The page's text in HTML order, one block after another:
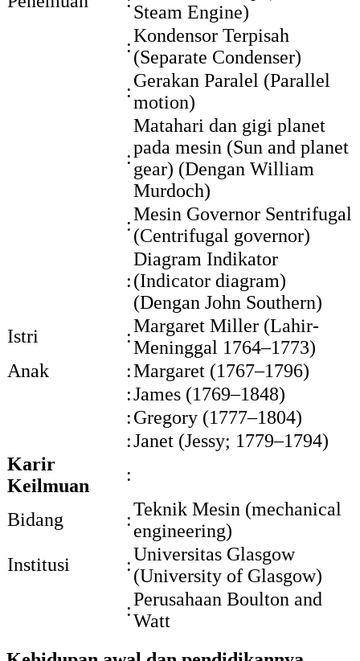
Steam Engine)
:Kondensor Terpisah
(Separate Condenser)
:Gerakan Paralel (Parallel
motion)
:
Matahari dan gigi planet
pada mesin (Sun and planet
gear) (Dengan William
Murdoch)
:Mesin Governor Sentrifugal
(Centrifugal governor)
:
Diagram Indikator
(Indicator diagram)
(Dengan John Southern)
Istri
:Margaret Miller (Lahir-
Meninggal 1764–1773)
Anak
:Margaret (1767–1796)
:James (1769–1848)
:Gregory (1777–1804)
:Janet (Jessy; 1779–1794)
Karir
Keilmuan
:
Bidang :Teknik Mesin (mechanical
engineering)
Institusi
:Universitas Glasgow
(University of Glasgow)
:Perusahaan Boulton and
Watt